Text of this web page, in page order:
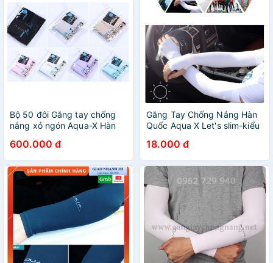
Bộ 50 đôi Găng tay chống
nắng xỏ ngón Aqua-X Hàn
Letslim Siêu Mát chống tia
UV
600.000 đ
Găng Tay Chống Nắng Hàn
Quốc Aqua X Let's slim-kiểu
18.000 đ